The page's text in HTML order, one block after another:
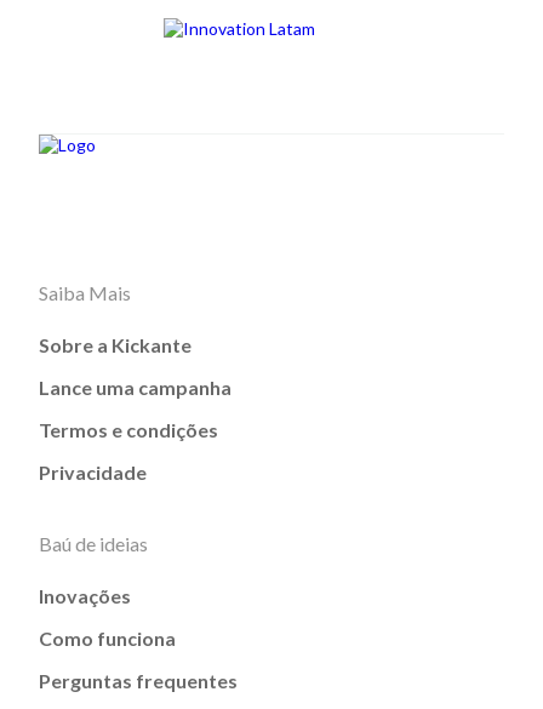
Saiba Mais
Sobre a Kickante
Lance uma campanha
Termos e condições
Privacidade
Baú de ideias
Inovações
Como funciona
Perguntas frequentes